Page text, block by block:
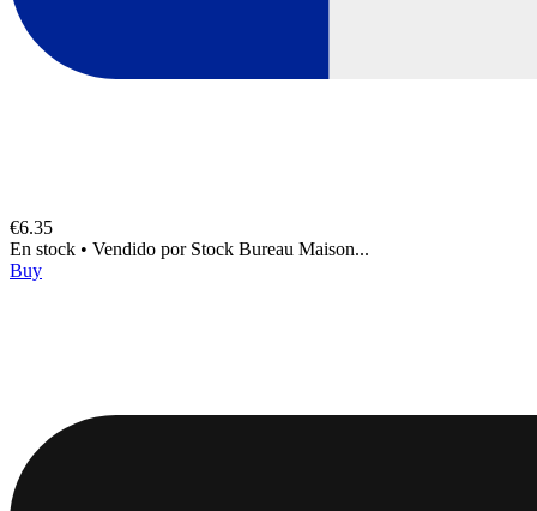
€6.35
En stock • Vendido por Stock Bureau Maison...
Buy